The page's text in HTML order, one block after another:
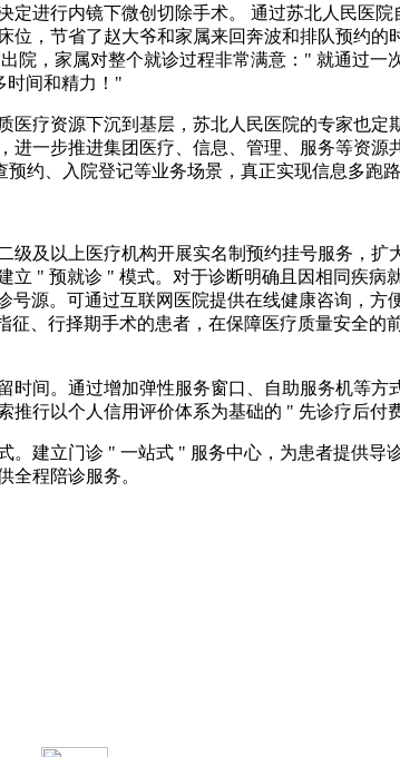
进行内镜下微创切除手术。 通过苏北人民医
，节省了赵大爷和家属来回奔波和排队预约的
，家属对整个就诊过程非常满意：" 就通过一
时间和精力！"
疗资源下沉到基层，苏北人民医院的专家也
一步推进集团医疗、信息、管理、服务等资
约、入院登记等业务场景，真正实现信息多跑
及以上医疗机构开展实名制预约挂号服务，
" 预就诊 " 模式。对于诊断明确且因相同疾病
源。可通过互联网医院提供在线健康咨询，方
、行择期手术的患者，在保障医疗质量安全的
间。通过增加弹性服务窗口、自助服务机等
行以个人信用评价体系为基础的 " 先诊疗后付
建立门诊 " 一站式 " 服务中心，为患者提供导
全程陪诊服务。